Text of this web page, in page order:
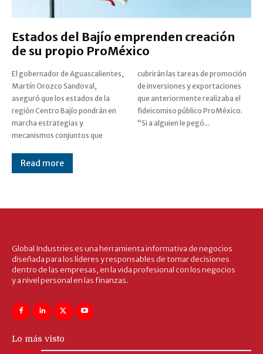
Estados del Bajío emprenden creación
de su propio ProMéxico
El gobernador de Aguascalientes,
Martín Orozco Sandoval,
aseguró que los estados de la
región Centro Bajío pondrán en
marcha estrategias y
mecanismos conjuntos que
cubrirán las tareas de promoción
de inversiones y exportaciones
que anteriormente realizaba el
fideicomiso público ProMéxico.
“Si a alguien le pegó...
Read more
Global Industries es una herramienta informativa de negocios
diseñada para los líderes y responsables de tomar decisiones
dentro de las empresas, en la vida profesional con los negocios
y a nivel personal en las finanzas.
Lo más visto